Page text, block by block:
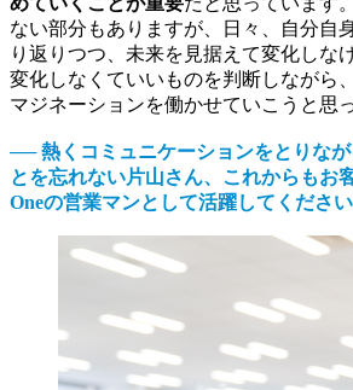
ない部分もありますが、日々、自分自
り返りつつ、未来を見据えて変化しな
変化しなくていいものを判断しながら
マジネーションを働かせていこうと思
── 熱くコミュニケーションをとりな
とを忘れない片山さん、これからもお
Oneの営業マンとして活躍してください